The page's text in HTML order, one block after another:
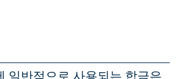
일반적으로 사용되는 합금은